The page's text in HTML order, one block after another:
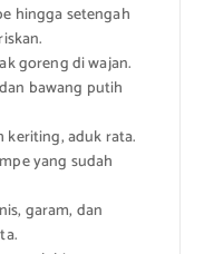
hingga setengah
goreng di wajan.
bawang putih
keriting, aduk rata.
yang sudah
garam, dan